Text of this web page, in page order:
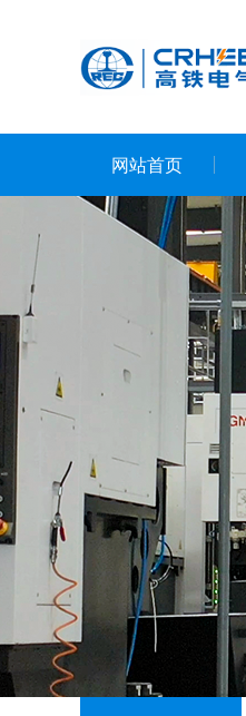
网站首页